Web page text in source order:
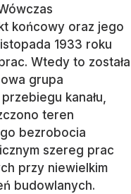
końcowy oraz jego
1933 roku
Wtedy to została
grupa
kanału,
teren
bezrobocia
szereg prac
przy niewielkim
budowlanych.